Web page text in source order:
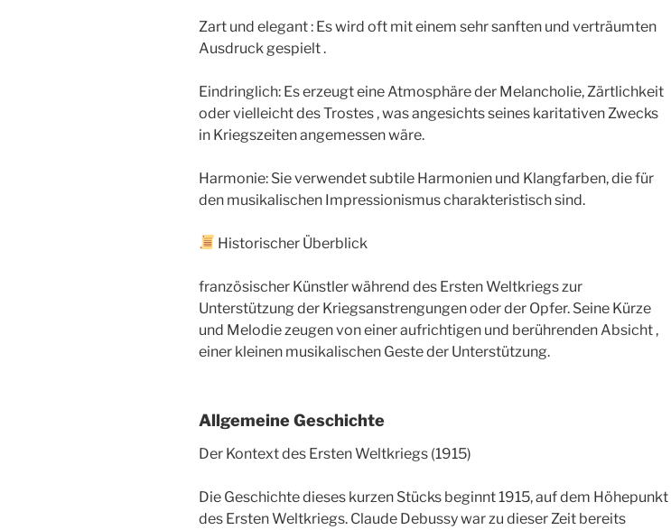
Zart und elegant : Es wird oft mit einem sehr sanften und verträumten
Ausdruck gespielt .
Eindringlich: Es erzeugt eine Atmosphäre der Melancholie, Zärtlichkeit
oder vielleicht des Trostes , was angesichts seines karitativen Zwecks
in Kriegszeiten angemessen wäre.
Harmonie: Sie verwendet subtile Harmonien und Klangfarben, die für
den musikalischen Impressionismus charakteristisch sind.
Historischer Überblick
französischer Künstler während des Ersten Weltkriegs zur
Unterstützung der Kriegsanstrengungen oder der Opfer. Seine Kürze
und Melodie zeugen von einer aufrichtigen und berührenden Absicht ,
einer kleinen musikalischen Geste der Unterstützung.
Allgemeine Geschichte
Der Kontext des Ersten Weltkriegs (1915)
Die Geschichte dieses kurzen Stücks beginnt 1915, auf dem Höhepunkt
des Ersten Weltkriegs. Claude Debussy war zu dieser Zeit bereits